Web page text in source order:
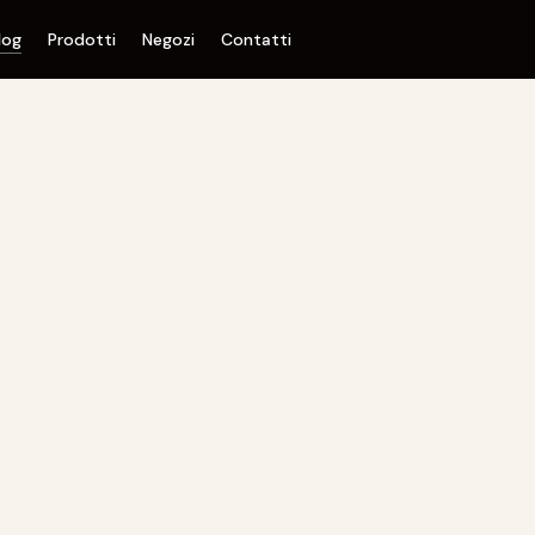
Prodotti Negozi Contatti